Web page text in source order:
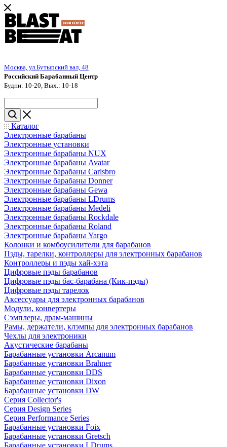
Москва, ул.Бутырский вал, 48
Российский Барабанный Центр
Будни: 10-20, Вых.: 10-18
Каталог
Электронные барабаны
Электронные установки
Электронные барабаны NUX
Электронные барабаны Avatar
Электронные барабаны Carlsbro
Электронные барабаны Donner
Электронные барабаны Gewa
Электронные барабаны LDrums
Электронные барабаны Medeli
Электронные барабаны Rockdale
Электронные барабаны Roland
Электронные барабаны Yargo
Колонки и комбоусилители для барабанов
Пэды, тарелки, контроллеры для электронных барабанов
Контроллеры и пэды хай-хэта
Цифровые пэды барабанов
Цифровые пэды бас-барабана (Кик-пэды)
Цифровые пэды тарелок
Аксессуары для электронных барабанов
Модули, конвертеры
Сэмплеры, драм-машины
Рамы, держатели, клэмпы для электронных барабанов
Чехлы для электроники
Акустические барабаны
Барабанные установки Arcanum
Барабанные установки Brahner
Барабанные установки DDS
Барабанные установки Dixon
Барабанные установки DW
Серия Collector's
Серия Design Series
Серия Performance Series
Барабанные установки Foix
Барабанные установки Gretsch
Барабанные установки LDrums